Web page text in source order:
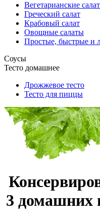
Вегетарианские
Греческий салат
Крабовый салат
Овощные салаты
Простые, быстрые и
Соусы
Тесто домашнее
Дрожжевое тесто
Тесто для пиццы
3 домашних